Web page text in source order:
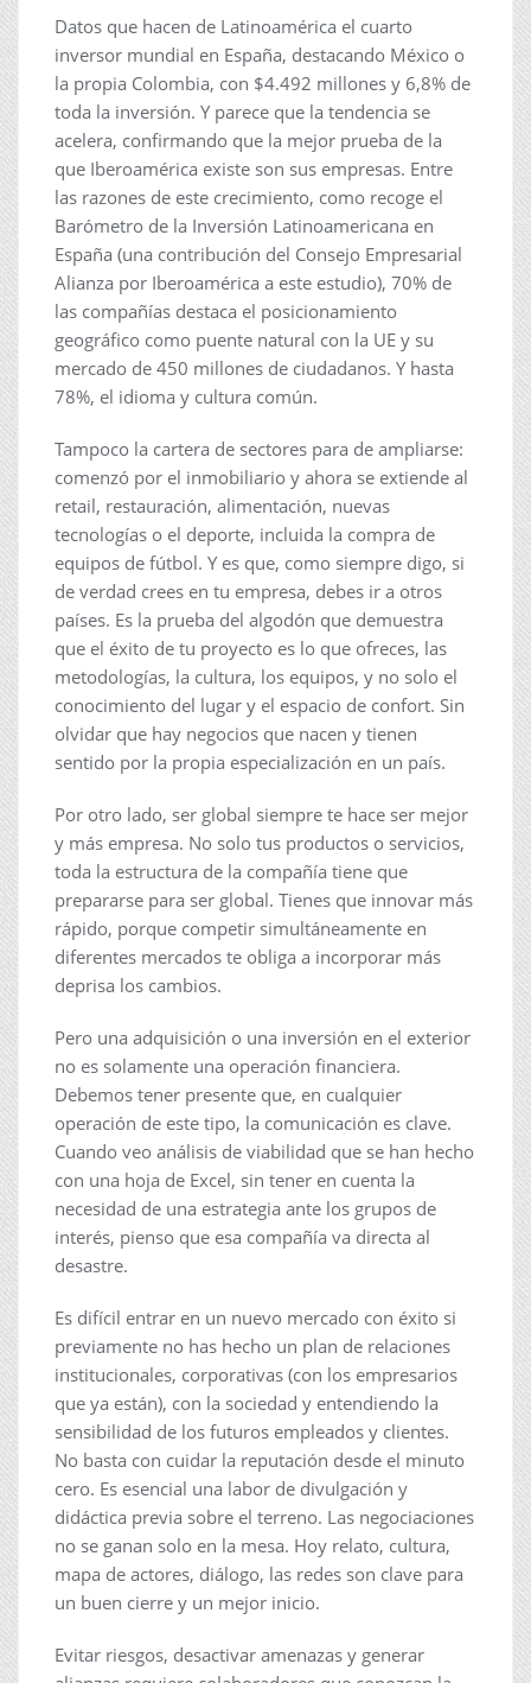
Datos que hacen de Latinoamérica el cuarto
inversor mundial en España, destacando México o
la propia Colombia, con $4.492 millones y 6,8% de
toda la inversión. Y parece que la tendencia se
acelera, confirmando que la mejor prueba de la
que Iberoamérica existe son sus empresas. Entre
las razones de este crecimiento, como recoge el
Barómetro de la Inversión Latinoamericana en
España (una contribución del Consejo Empresarial
Alianza por Iberoamérica a este estudio), 70% de
las compañías destaca el posicionamiento
geográfico como puente natural con la UE y su
mercado de 450 millones de ciudadanos. Y hasta
78%, el idioma y cultura común.
Tampoco la cartera de sectores para de ampliarse:
comenzó por el inmobiliario y ahora se extiende al
retail, restauración, alimentación, nuevas
tecnologías o el deporte, incluida la compra de
equipos de fútbol. Y es que, como siempre digo, si
de verdad crees en tu empresa, debes ir a otros
países. Es la prueba del algodón que demuestra
que el éxito de tu proyecto es lo que ofreces, las
metodologías, la cultura, los equipos, y no solo el
conocimiento del lugar y el espacio de confort. Sin
olvidar que hay negocios que nacen y tienen
sentido por la propia especialización en un país.
Por otro lado, ser global siempre te hace ser mejor
y más empresa. No solo tus productos o servicios,
toda la estructura de la compañía tiene que
prepararse para ser global. Tienes que innovar más
rápido, porque competir simultáneamente en
diferentes mercados te obliga a incorporar más
deprisa los cambios.
Pero una adquisición o una inversión en el exterior
no es solamente una operación financiera.
Debemos tener presente que, en cualquier
operación de este tipo, la comunicación es clave.
Cuando veo análisis de viabilidad que se han hecho
con una hoja de Excel, sin tener en cuenta la
necesidad de una estrategia ante los grupos de
interés, pienso que esa compañía va directa al
desastre.
Es difícil entrar en un nuevo mercado con éxito si
previamente no has hecho un plan de relaciones
institucionales, corporativas (con los empresarios
que ya están), con la sociedad y entendiendo la
sensibilidad de los futuros empleados y clientes.
No basta con cuidar la reputación desde el minuto
cero. Es esencial una labor de divulgación y
didáctica previa sobre el terreno. Las negociaciones
no se ganan solo en la mesa. Hoy relato, cultura,
mapa de actores, diálogo, las redes son clave para
un buen cierre y un mejor inicio.
Evitar riesgos, desactivar amenazas y generar